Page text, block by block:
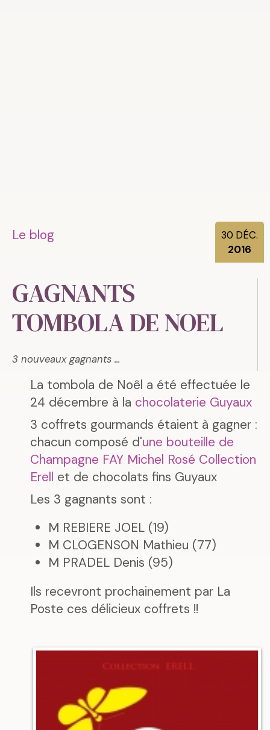
Le blog 30 DÉC.
2016
GAGNANTS
TOMBOLA DE NOEL
3 nouveaux gagnants ...
La tombola de Noêl a été effectuée le
24 décembre à la chocolaterie Guyaux
3 coffrets gourmands étaient à gagner :
chacun composé d'une bouteille de
Champagne FAY Michel Rosé Collection
Erell et de chocolats fins Guyaux
Les 3 gagnants sont :
M REBIERE JOEL (19)
M CLOGENSON Mathieu (77)
M PRADEL Denis (95)
Ils recevront prochainement par La
Poste ces délicieux coffrets !!